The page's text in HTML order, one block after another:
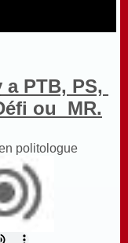
PTB, PS,
ou MR.
politologue